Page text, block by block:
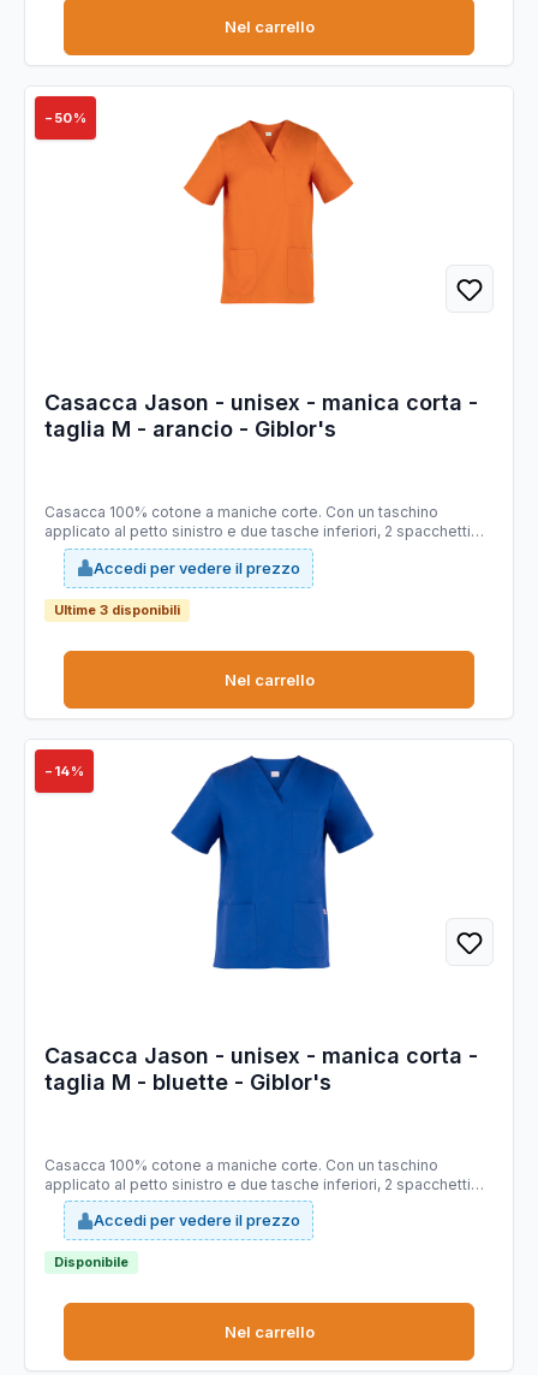
Nel carrello
−50%
Casacca Jason - unisex - manica corta -
taglia M - arancio - Giblor's
Casacca 100% cotone a maniche corte. Con un taschino
applicato al petto sinistro e due tasche inferiori, 2 spacchetti
laterali. Ideale per abiente ospedaliero. Taglie disponibili: da
XS -4XL. Slim Fit.
Accedi per vedere il prezzo
Ultime 3 disponibili
Nel carrello
−14%
Casacca Jason - unisex - manica corta -
taglia M - bluette - Giblor's
Casacca 100% cotone a maniche corte. Con un taschino
applicato al petto sinistro e due tasche inferiori, 2 spacchetti
laterali. Ideale per abiente ospedaliero. Taglie disponibili: da
XS -4XL. Slim Fit.
Accedi per vedere il prezzo
Disponibile
Nel carrello